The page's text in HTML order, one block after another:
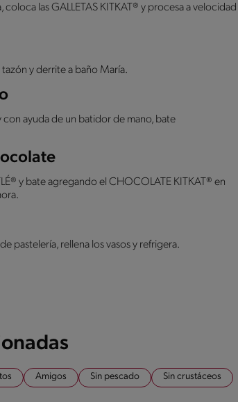
las GALLETAS KITKAT® y procesa a velocidad
tazón y derrite a baño María.
con ayuda de un batidor de mano, bate
y bate agregando el CHOCOLATE KITKAT® en
pastelería, rellena los vasos y refrigera.
Amigos Sin pescado
Sin crustáceos